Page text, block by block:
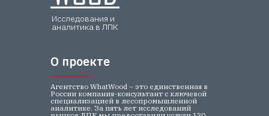
Агентство WhatWood – это единственная в
России компания-консультант с ключевой
специализацией в лесопромышленной
аналитике. За пять лет исследований
Исследования и
аналитика в ЛПК
О проекте
О проекте